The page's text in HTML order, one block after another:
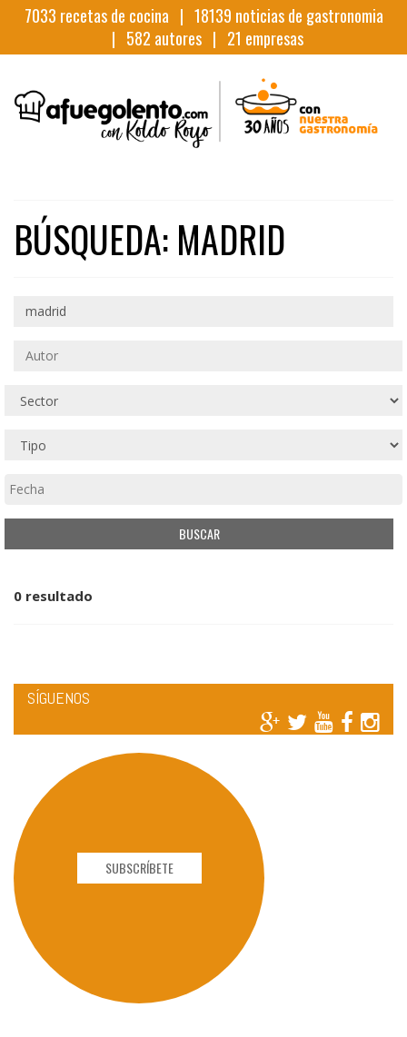
7033 recetas de cocina | 18139 noticias de gastronomia
| 582 autores | 21 empresas
BÚSQUEDA: MADRID
0 resultado
SÍGUENOS
SUBSCRÍBETE